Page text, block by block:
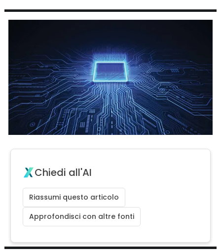
Chiedi all'AI
Riassumi questo articolo
Approfondisci con altre fonti